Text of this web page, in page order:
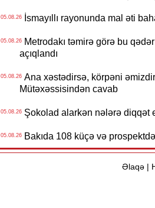
05.08.26İsmayıllı rayonunda mal əti
05.08.26Metrodakı təmirə görə bu
açıqlandı
05.08.26Ana xəstədirsə, körpəni
Mütəxəssisindən cavab
05.08.26Şokolad alarkən nələrə diqqət
05.08.26Bakıda 108 küçə və
Əlaqə|